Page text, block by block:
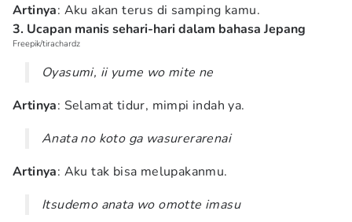
Artinya: Aku akan terus di samping kamu.
3. Ucapan manis sehari-hari dalam bahasa Jepang
Freepik/tirachardz
Oyasumi, ii yume wo mite ne
Artinya: Selamat tidur, mimpi indah ya.
Anata no koto ga wasurerarenai
Artinya: Aku tak bisa melupakanmu.
Itsudemo anata wo omotte imasu